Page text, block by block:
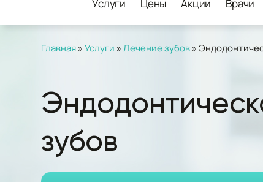
Услуги Цены Акции Врачи
Главная»Услуги »Лечение зубов»
зубов